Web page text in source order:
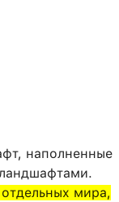
наполненные
мира,